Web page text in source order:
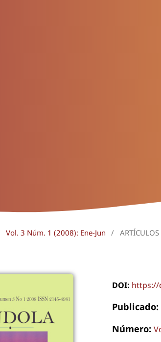
Vol. 3 Núm. 1 (2008): Ene-Jun / ARTÍCULOS
DOI: https://
Publicado:
Número: